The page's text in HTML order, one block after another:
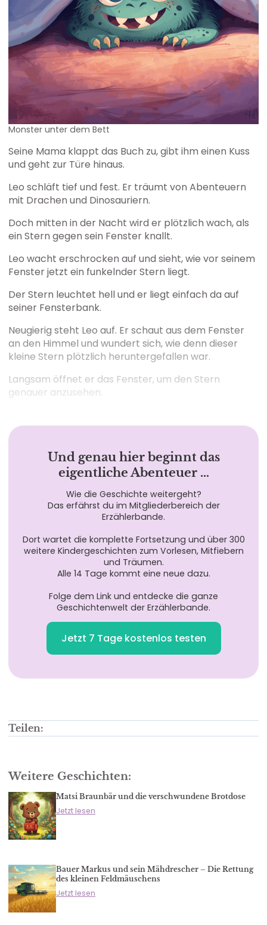
Monster unter dem Bett
Seine Mama klappt das Buch zu, gibt ihm einen Kuss
und geht zur Türe hinaus.
Leo schläft tief und fest. Er träumt von Abenteuern
mit Drachen und Dinosauriern.
Doch mitten in der Nacht wird er plötzlich wach, als
ein Stern gegen sein Fenster knallt.
Leo wacht erschrocken auf und sieht, wie vor seinem
Fenster jetzt ein funkelnder Stern liegt.
Der Stern leuchtet hell und er liegt einfach da auf
seiner Fensterbank.
Neugierig steht Leo auf. Er schaut aus dem Fenster
an den Himmel und wundert sich, wie denn dieser
kleine Stern plötzlich heruntergefallen war.
Langsam öffnet er das Fenster, um den Stern
genauer anzusehen.
Und genau hier beginnt das
eigentliche Abenteuer …
Wie die Geschichte weitergeht?
Das erfährst du im Mitgliederbereich der
Erzählerbande.
Dort wartet die komplette Fortsetzung und über 300
weitere Kindergeschichten zum Vorlesen, Mitfiebern
und Träumen.
Alle 14 Tage kommt eine neue dazu.
Folge dem Link und entdecke die ganze
Geschichtenwelt der Erzählerbande.
Jetzt 7 Tage kostenlos testen
Teilen:
Weitere Geschichten:
Matsi Braunbär und die verschwundene Brotdose
Jetzt lesen
Bauer Markus und sein Mähdrescher – Die Rettung
des kleinen Feldmäuschens
Jetzt lesen